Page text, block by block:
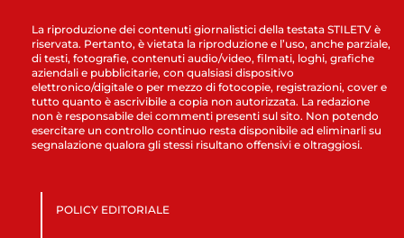
La riproduzione dei contenuti giornalistici della testata STILETV è
riservata. Pertanto, è vietata la riproduzione e l’uso, anche parziale,
di testi, fotografie, contenuti audio/video, filmati, loghi, grafiche
aziendali e pubblicitarie, con qualsiasi dispositivo
elettronico/digitale o per mezzo di fotocopie, registrazioni, cover e
tutto quanto è ascrivibile a copia non autorizzata. La redazione
non è responsabile dei commenti presenti sul sito. Non potendo
esercitare un controllo continuo resta disponibile ad eliminarli su
segnalazione qualora gli stessi risultano offensivi e oltraggiosi.
POLICY EDITORIALE